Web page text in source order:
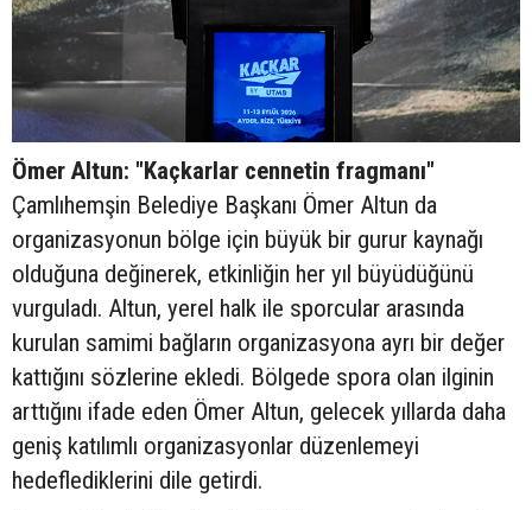
Ömer Altun: "Kaçkarlar cennetin fragmanı"
Çamlıhemşin Belediye Başkanı Ömer Altun da
organizasyonun bölge için büyük bir gurur kaynağı
olduğuna değinerek, etkinliğin her yıl büyüdüğünü
vurguladı. Altun, yerel halk ile sporcular arasında
kurulan samimi bağların organizasyona ayrı bir değer
kattığını sözlerine ekledi. Bölgede spora olan ilginin
arttığını ifade eden Ömer Altun, gelecek yıllarda daha
geniş katılımlı organizasyonlar düzenlemeyi
hedeflediklerini dile getirdi.